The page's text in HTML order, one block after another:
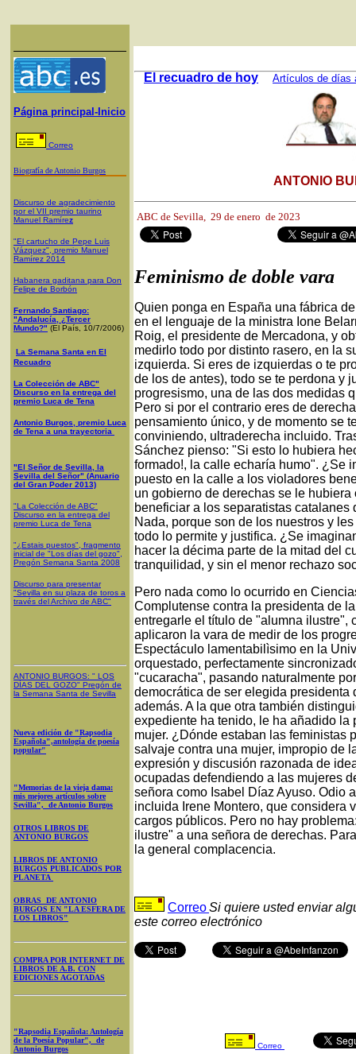
Página principal-Inicio
Correo
Biografía de Antonio Burgos
Discurso de agradecimiento
por el VII premio taurino
Manuel Ramírez
"El cartucho de Pepe Luis
Vázquez", premio Manuel
Ramírez 2014
Habanera gaditana para Don
Felipe de Borbón
Fernando Santiago:
"Andalucía, ¿Tercer
Mundo?" (El País, 10/7/2006)
La Semana Santa en El
Recuadro
La Colección de ABC"
Discurso en la entrega del
premio Luca de Tena
Antonio Burgos, premio Luca
de Tena a una trayectoria
"El Señor de Sevilla, la
Sevilla del Señor" (Anuario
del Gran Poder 2013)
"La Colección de ABC"
Discurso en la entrega del
premio Luca de Tena
"¿Estais puestos", fragmento
inicial de "Los días del gozo",
Pregón Semana Santa 2008
Discurso para presentar
"Sevilla en su plaza de toros a
través del Archivo de ABC"
ANTONIO BURGOS: " LOS
DÍAS DEL GOZO" Pregón de
la Semana Santa de Sevilla
Nueva edición de "Rapsodia
Española",antología de poesía
popular"
"Memorias de la vieja dama:
mis mejores artículos sobre
Sevilla", de Antonio Burgos
OTROS LIBROS DE
ANTONIO BURGOS
LIBROS DE ANTONIO
BURGOS PUBLICADOS POR
PLANETA
OBRAS DE ANTONIO
BURGOS EN "LA ESFERA DE
LOS LIBROS"
COMPRA POR INTERNET DE
LIBROS DE A.B. CON
EDICIONES AGOTADAS
"Rapsodia Española: Antología
de la Poesía Popular", de
Antonio Burgos
El recuadro de hoy Artículos de días
ANTONIO
ABC de Sevilla, 29 de enero de 2023
Feminismo de doble vara
Quien ponga en España una fábrica
en el lenguaje de la ministra Ione
Roig, el presidente de Mercadona, y
medirlo todo por distinto rasero, en la
izquierda. Si eres de izquierdas o te
de los de antes), todo se te perdona y
progresismo, una de las dos medidas
Pero si por el contrario eres de
pensamiento único, y de momento se
conviniendo, ultraderecha incluido.
Sánchez pienso: "Si esto lo hubiera
formado!, la calle echaría humo". ¿Se
puesto en la calle a los violadores
un gobierno de derechas se le
beneficiar a los separatistas
Nada, porque son de los nuestros y
todo lo permite y justifica. ¿Se
hacer la décima parte de la mitad del
tranquilidad, y sin el menor rechazo
Pero nada como lo ocurrido en
Complutense contra la presidenta de
entregarle el título de "alumna ilustre",
aplicaron la vara de medir de los
Espectáculo lamentabilìsimo en la
orquestado, perfectamente
"cucaracha", pasando naturalmente
democrática de ser elegida presidenta
además. A la que otra también
expediente ha tenido, le ha añadido la
mujer. ¿Dónde estaban las feministas
salvaje contra una mujer, impropio de
expresión y discusión razonada de
ocupadas defendiendo a las mujeres
señora como Isabel Díaz Ayuso. Odio
incluida Irene Montero, que considera
cargos públicos. Pero no hay
ilustre" a una señora de derechas.
la general complacencia.
CorreoSi quiere usted enviar
este correo electrónico
Correo